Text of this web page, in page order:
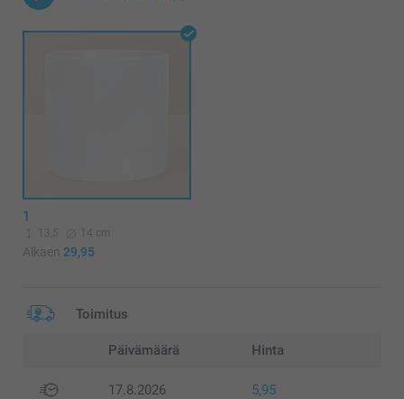
1
13,5 14 cm
Alkaen 29,95
Toimitus
Päivämäärä Hinta
17.8.2026 5,95